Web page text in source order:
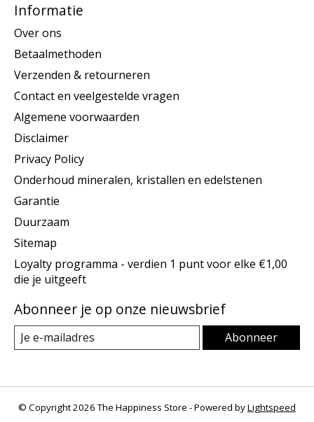
Informatie
Over ons
Betaalmethoden
Verzenden & retourneren
Contact en veelgestelde vragen
Algemene voorwaarden
Disclaimer
Privacy Policy
Onderhoud mineralen, kristallen en edelstenen
Garantie
Duurzaam
Sitemap
Loyalty programma - verdien 1 punt voor elke €1,00
die je uitgeeft
Abonneer je op onze nieuwsbrief
Abonneer
© Copyright 2026 The Happiness Store - Powered byLightspeed